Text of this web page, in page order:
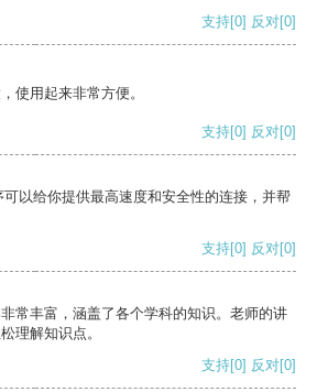
支持[0] 反对[0]
使用起来非常方便。
支持[0] 反对[0]
以给你提供最高速度和安全性的连接，并帮
支持[0] 反对[0]
常丰富，涵盖了各个学科的知识。老师的讲
理解知识点。
支持[0] 反对[0]